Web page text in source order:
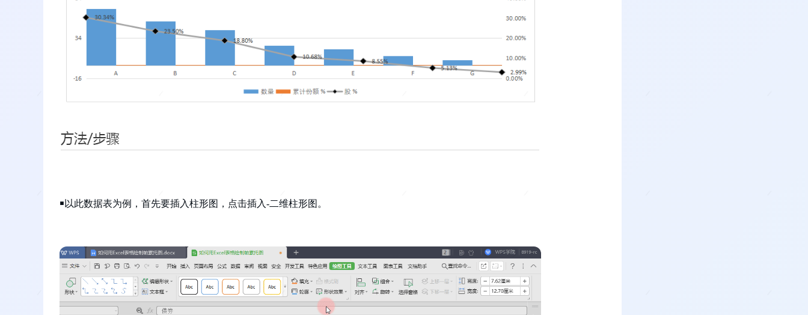
￭以此数据表为例，首先要插入柱形图，点击插入-二维柱形图。